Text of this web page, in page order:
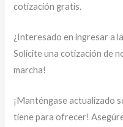
cotización gratis.
¿Interesado en ingresar a
Solicite una cotización de
marcha!
¡Manténgase actualizado
tiene para ofrecer!